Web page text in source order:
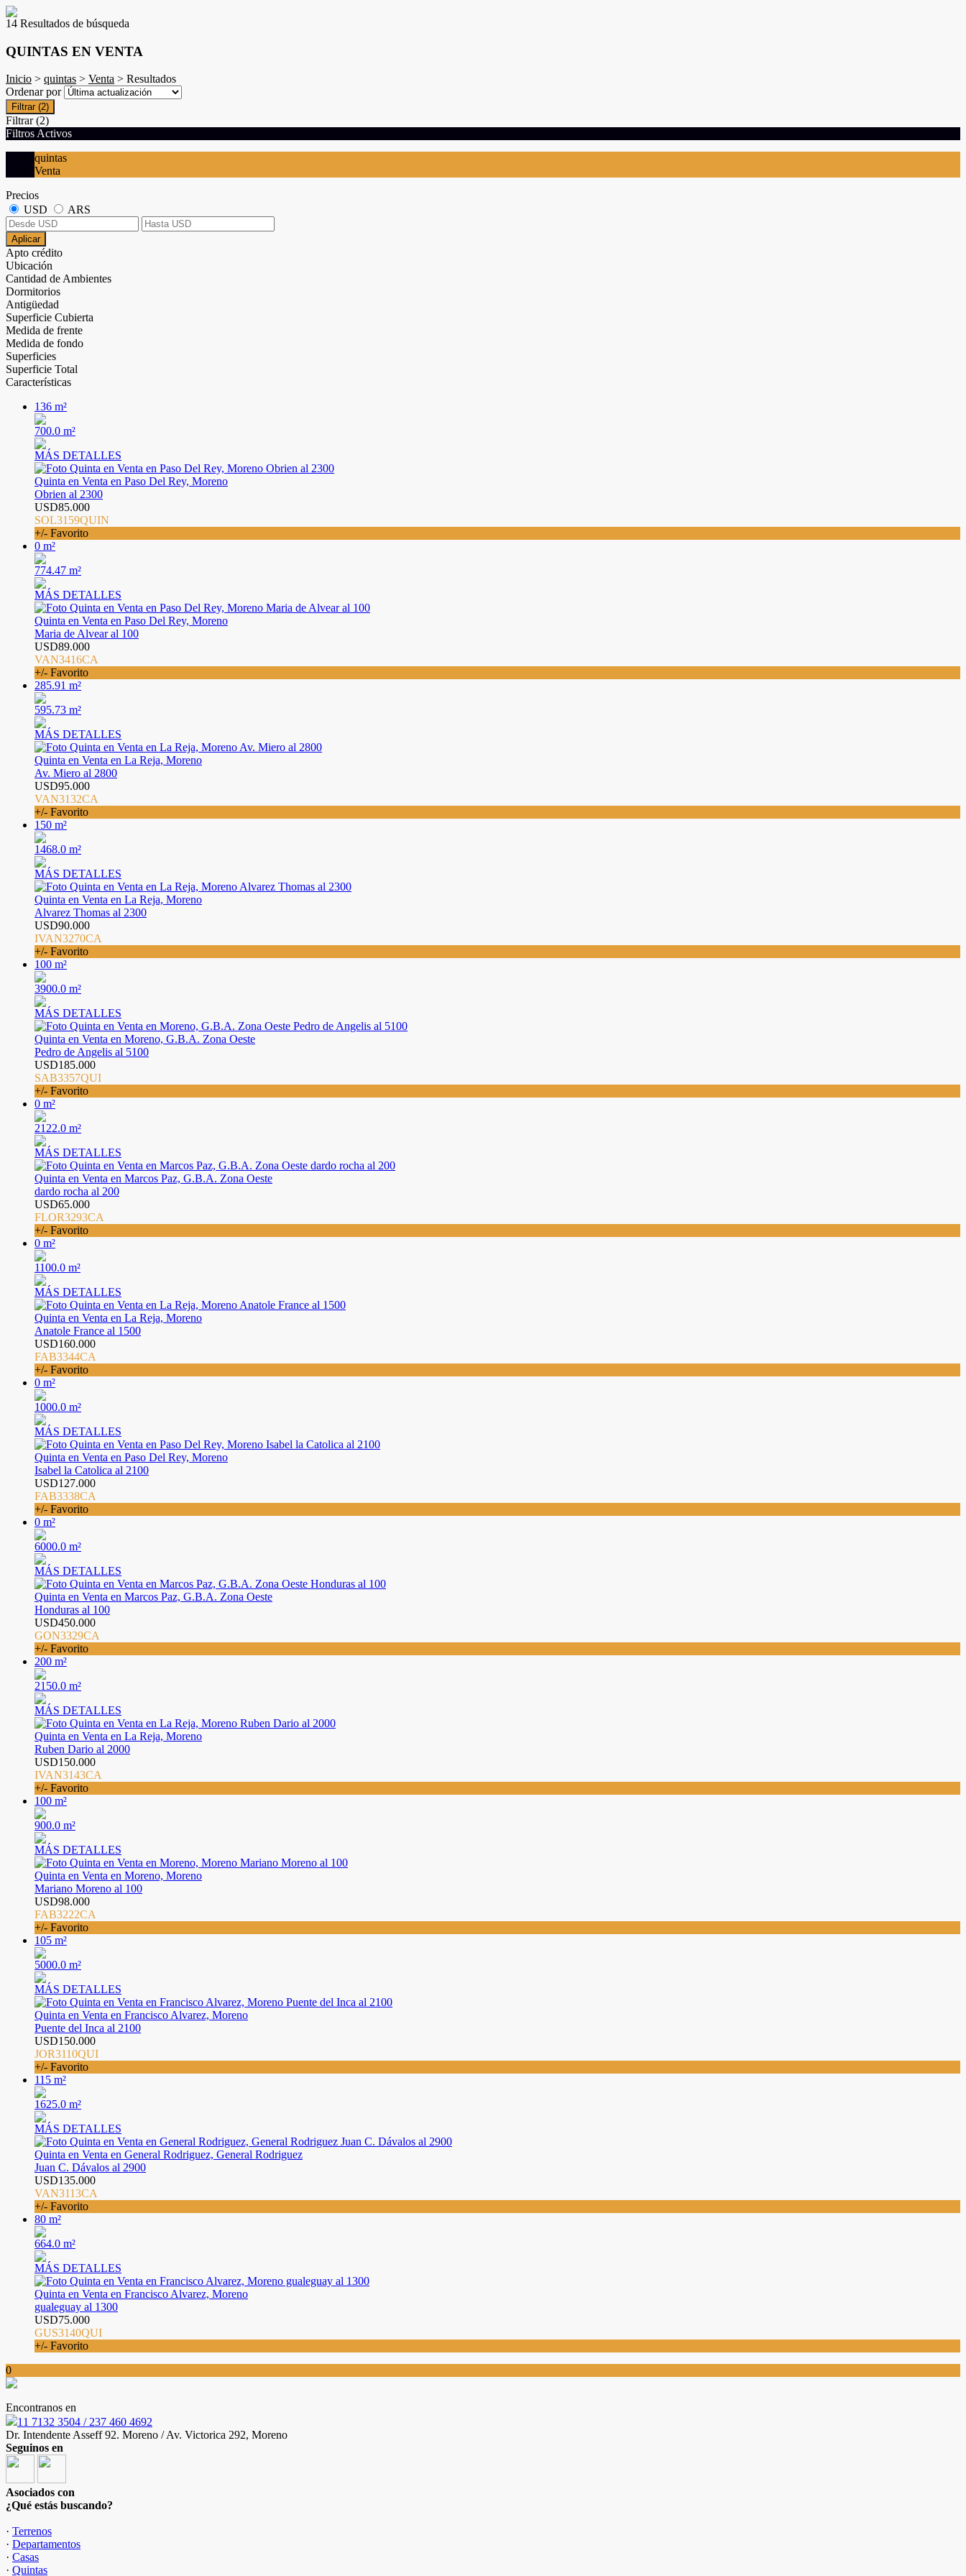
14 Resultados de búsqueda
QUINTAS EN VENTA
Inicio > quintas > Venta > Resultados
Ordenar por
Filtrar (2)
Filtrar (2)
Filtros Activos
quintas
Venta
Precios
USD
ARS
Aplicar
Apto crédito
Ubicación
Cantidad de Ambientes
Dormitorios
Antigüedad
Superficie Cubierta
Medida de frente
Medida de fondo
Superficies
Superficie Total
Características
136 m²
700.0 m²
MÁS DETALLES
Quinta en Venta en Paso Del Rey, Moreno
Obrien al 2300
USD85.000
SOL3159QUIN
+/- Favorito
0 m²
774.47 m²
MÁS DETALLES
Quinta en Venta en Paso Del Rey, Moreno
Maria de Alvear al 100
USD89.000
VAN3416CA
+/- Favorito
285.91 m²
595.73 m²
MÁS DETALLES
Quinta en Venta en La Reja, Moreno
Av. Miero al 2800
USD95.000
VAN3132CA
+/- Favorito
150 m²
1468.0 m²
MÁS DETALLES
Quinta en Venta en La Reja, Moreno
Alvarez Thomas al 2300
USD90.000
IVAN3270CA
+/- Favorito
100 m²
3900.0 m²
MÁS DETALLES
Quinta en Venta en Moreno, G.B.A. Zona Oeste
Pedro de Angelis al 5100
USD185.000
SAB3357QUI
+/- Favorito
0 m²
2122.0 m²
MÁS DETALLES
Quinta en Venta en Marcos Paz, G.B.A. Zona Oeste
dardo rocha al 200
USD65.000
FLOR3293CA
+/- Favorito
0 m²
1100.0 m²
MÁS DETALLES
Quinta en Venta en La Reja, Moreno
Anatole France al 1500
USD160.000
FAB3344CA
+/- Favorito
0 m²
1000.0 m²
MÁS DETALLES
Quinta en Venta en Paso Del Rey, Moreno
Isabel la Catolica al 2100
USD127.000
FAB3338CA
+/- Favorito
0 m²
6000.0 m²
MÁS DETALLES
Quinta en Venta en Marcos Paz, G.B.A. Zona Oeste
Honduras al 100
USD450.000
GON3329CA
+/- Favorito
200 m²
2150.0 m²
MÁS DETALLES
Quinta en Venta en La Reja, Moreno
Ruben Dario al 2000
USD150.000
IVAN3143CA
+/- Favorito
100 m²
900.0 m²
MÁS DETALLES
Quinta en Venta en Moreno, Moreno
Mariano Moreno al 100
USD98.000
FAB3222CA
+/- Favorito
105 m²
5000.0 m²
MÁS DETALLES
Quinta en Venta en Francisco Alvarez, Moreno
Puente del Inca al 2100
USD150.000
JOR3110QUI
+/- Favorito
115 m²
1625.0 m²
MÁS DETALLES
Quinta en Venta en General Rodriguez, General Rodriguez
Juan C. Dávalos al 2900
USD135.000
VAN3113CA
+/- Favorito
80 m²
664.0 m²
MÁS DETALLES
Quinta en Venta en Francisco Alvarez, Moreno
gualeguay al 1300
USD75.000
GUS3140QUI
+/- Favorito
0
Encontranos en
11 7132 3504 / 237 460 4692
Dr. Intendente Asseff 92. Moreno / Av. Victorica 292, Moreno
Seguinos en
Asociados con
¿Qué estás buscando?
· Terrenos
· Departamentos
· Casas
· Quintas